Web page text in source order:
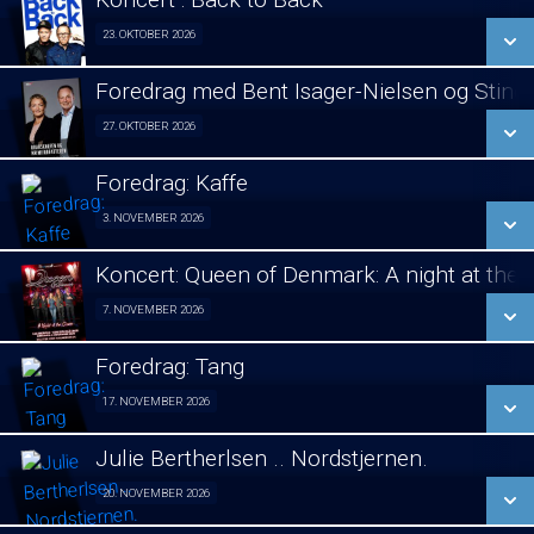
LÆS MERE
23. OKTOBER 2026
LÆS MERE
Foredrag med Bent Isager-Nielsen og
27. OKTOBER 2026Foredrag aften 27/10
LÆS MERE
Foredrag: Kaffe
3. NOVEMBER 2026Foredrag fra Århus 03/11
LÆS MERE
Koncert: Queen of Denmark: A night at the
7. NOVEMBER 2026
SE ALLE DAGE
LÆS MERE
Foredrag: Tang
17. NOVEMBER 2026Foredrag fra Århus 17/11
SE ALLE DAGE
Julie Bertherlsen .. Nordstjernen.
20. NOVEMBER 2026Jule koncert. 20/11